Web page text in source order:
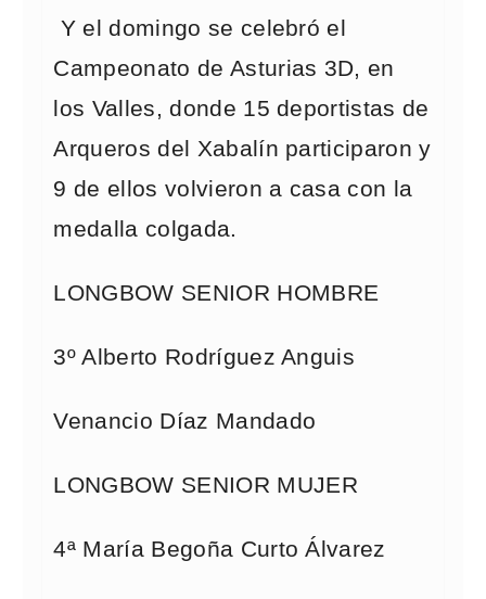
Y el domingo se celebró el
Campeonato de Asturias 3D, en
los Valles, donde 15 deportistas de
Arqueros del Xabalín participaron y
9 de ellos volvieron a casa con la
medalla colgada.
LONGBOW SENIOR HOMBRE
3º Alberto Rodríguez Anguis
Venancio Díaz Mandado
LONGBOW SENIOR MUJER
4ª María Begoña Curto Álvarez